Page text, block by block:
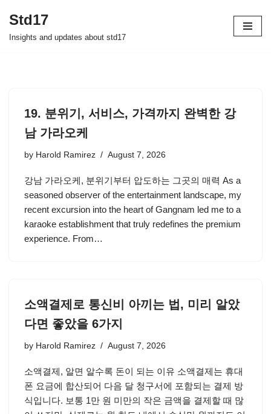
Skip
Std17
Insights and updates about std17
19. 분위기, 서비스, 가격까지 완벽한 강
남 가라오케
by Harold Ramirez August 7, 2026
강남 가라오케, 분위기부터 압도하는 그곳의 매력 As a
seasoned observer of the entertainment landscape, my
recent excursion into the heart of Gangnam led me to a
karaoke establishment that truly redefines the premium
experience. From…
소액결제로 통신비 아끼는 법, 미리 알았
다면 좋았을 6가지
by Harold Ramirez August 7, 2026
소액결제, 알면 알수록 돈이 되는 이유 소액결제는 휴대
폰 요금에 합산되어 다음 달 청구서에 포함되는 결제 방
식입니다. 보통 1만 원 미만의 작은 금액을 결제할 때 많